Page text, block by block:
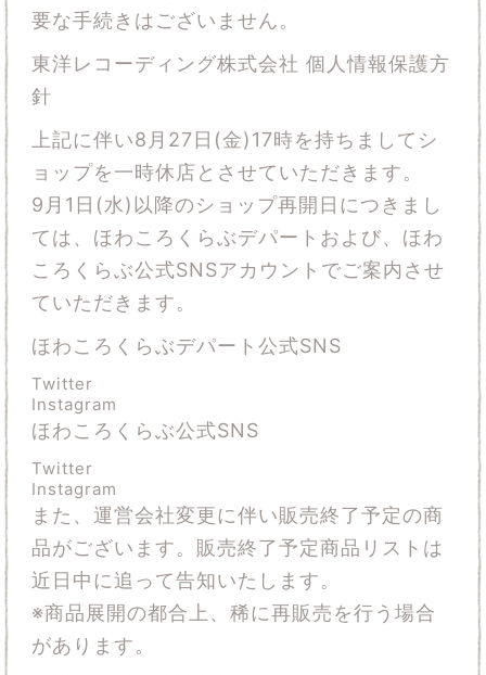
要な手続きはございません。
東洋レコーディング株式会社 個人情報保護方
針
上記に伴い8月27日(金)17時を持ちましてシ
ョップを一時休店とさせていただきます。
9月1日(水)以降のショップ再開日につきまし
ては、ほわころくらぶデパートおよび、ほわ
ころくらぶ公式SNSアカウントでご案内させ
ていただきます。
ほわころくらぶデパート公式SNS
Twitter
Instagram
ほわころくらぶ公式SNS
Twitter
Instagram
また、運営会社変更に伴い販売終了予定の商
品がございます。販売終了予定商品リストは
近日中に追って告知いたします。
※商品展開の都合上、稀に再販売を行う場合
があります。